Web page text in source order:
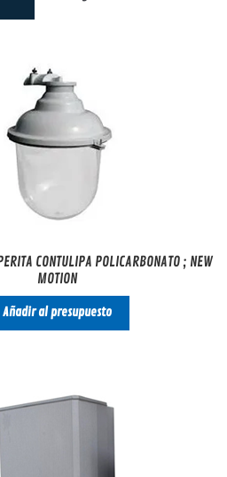
CONTULIPA POLICARBONATO ; NEW
MOTION
Añadir al presupuesto